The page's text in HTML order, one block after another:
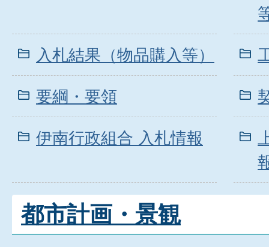
入札結果（物品購入等）
要綱・要領
伊南行政組合 入札情報
都市計画・景観